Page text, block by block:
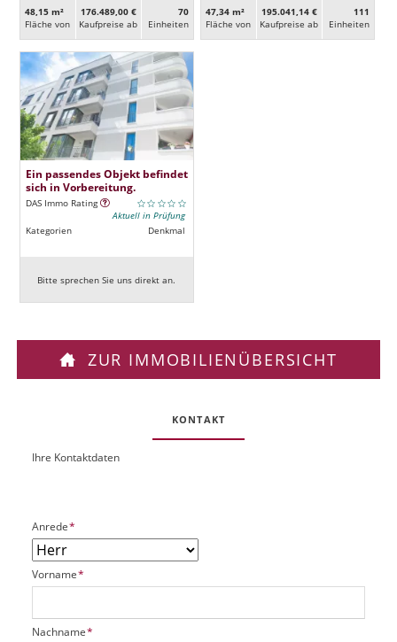
48,15 m²
Fläche von
176.489,00 €
Kaufpreise ab
70
Ein­heiten
47,34 m²
Fläche von
195.041,14 €
Kaufpreise ab
111
Ein­heiten
Ein passendes Objekt befindet
sich in Vorbereitung.
DAS Immo Rating
Aktuell in Prüfung
Kategorien
Denkmal
Bitte sprechen Sie uns direkt an.
ZUR IMMOBILIENÜBERSICHT
KONTAKT
O
k
P
t
z
UIhre Kontaktdaten
P
f
l
i
t
Anrede*
P
f
i
Vorname*
P
Nachname*